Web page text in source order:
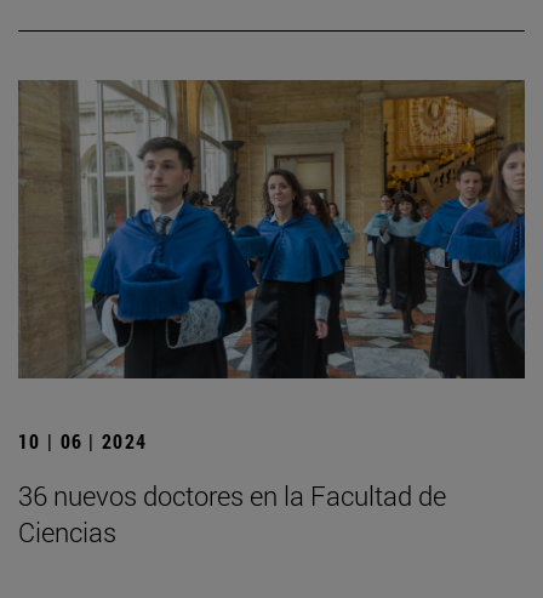
10 | 06 | 2024
36 nuevos doctores en la Facultad de
Ciencias